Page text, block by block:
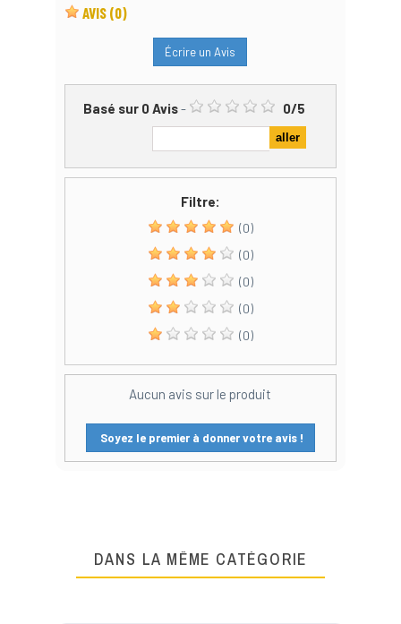
AVIS (0)
Écrire un Avis
Basé sur 0Avis- 0/5
Filtre:
(0)
(0)
(0)
(0)
(0)
Aucun avis sur le produit
Soyez le premier à donner votre avis !
DANS LA MÊME CATÉGORIE